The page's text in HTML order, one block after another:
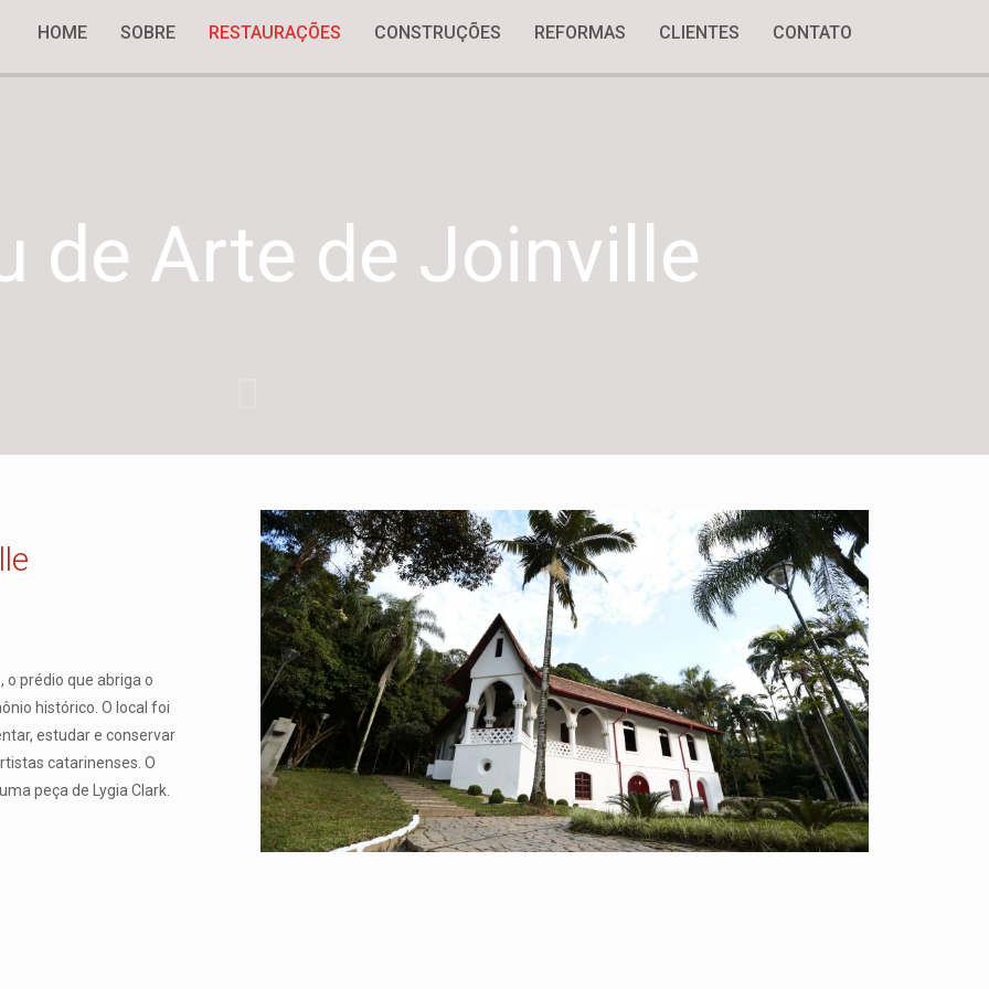
HOME SOBRE RESTAURAÇÕES CONSTRUÇÕES REFORMAS CLIENTES CONTATO
de Arte de Joinville
prédio que abriga o
histórico. O local foi
estudar e conservar
catarinenses. O
peça de Lygia Clark.